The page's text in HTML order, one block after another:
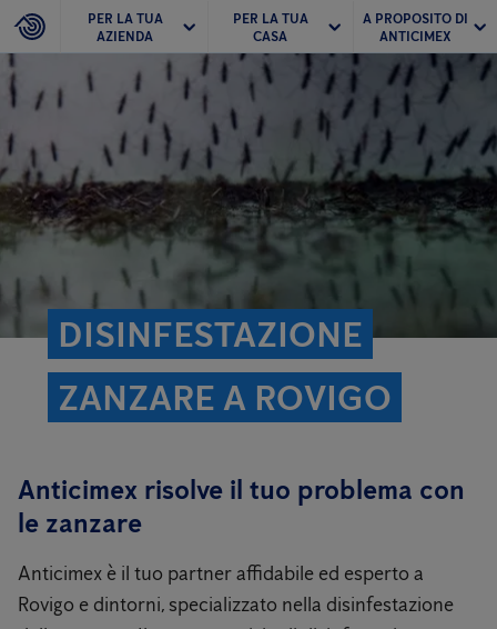
PER LA TUA
AZIENDA
PER LA TUA
CASA
A PROPOSITO DI
ANTICIMEX
DISINFESTAZIONE
ZANZARE A ROVIGO
Anticimex risolve il tuo problema con
le zanzare
Anticimex è il tuo partner affidabile ed esperto a
Rovigo e dintorni, specializzato nella disinfestazione